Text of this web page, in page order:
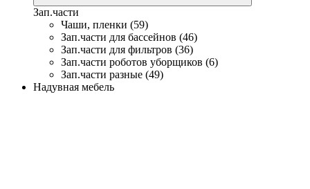
Зап.части
Чаши, пленки (59)
Зап.части для бассейнов (46)
Зап.части для фильтров (36)
Зап.части роботов уборщиков (6)
Зап.части разные (49)
Надувная мебель